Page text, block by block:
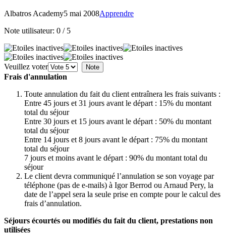
Albatros Academy5 mai 2008Apprendre
Note utilisateur: 0 / 5
Veuillez voter
Frais d'annulation
Toute annulation du fait du client entraînera les frais suivants :
Entre 45 jours et 31 jours avant le départ : 15% du montant
total du séjour
Entre 30 jours et 15 jours avant le départ : 50% du montant
total du séjour
Entre 14 jours et 8 jours avant le départ : 75% du montant
total du séjour
7 jours et moins avant le départ : 90% du montant total du
séjour
Le client devra communiqué l’annulation se son voyage par
téléphone (pas de e-mails) à Igor Berrod ou Arnaud Pery, la
date de l’appel sera la seule prise en compte pour le calcul des
frais d’annulation.
Séjours écourtés ou modifiés du fait du client, prestations non
utilisées